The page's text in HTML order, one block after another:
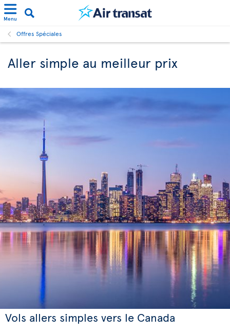
Menu
Offres Spéciales
Aller simple au meilleur prix
Vols allers simples vers le Canada